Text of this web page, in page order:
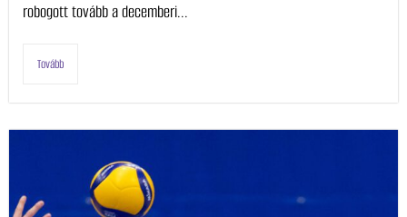
robogott tovább a decemberi...
Tovább